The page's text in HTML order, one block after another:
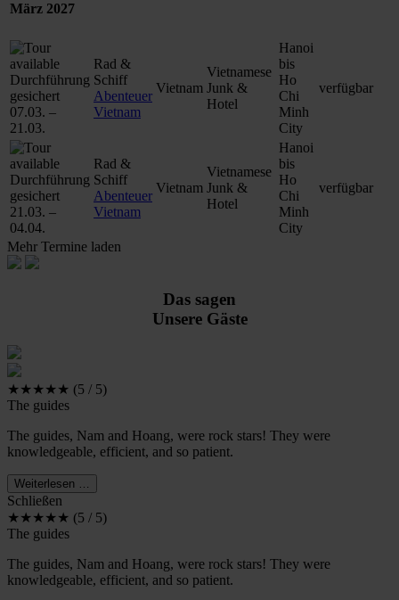
März 2027
Durchführung
gesichert
07.03. –
21.03.
Rad &
Schiff
Abenteuer
Vietnam
Vietnam
Vietnamese
Junk &
Hotel
Hanoi
bis
Ho
Chi
Minh
City
verfügbar
Durchführung
gesichert
21.03. –
04.04.
Rad &
Schiff
Abenteuer
Vietnam
Vietnam
Vietnamese
Junk &
Hotel
Hanoi
bis
Ho
Chi
Minh
City
verfügbar
Mehr Termine laden
Das sagen
Unsere Gäste
★★★★★ (5 / 5)
The guides
The guides, Nam and Hoang, were rock stars! They were
knowledgeable, efficient, and so patient.
Weiterlesen …
Schließen
★★★★★ (5 / 5)
The guides
The guides, Nam and Hoang, were rock stars! They were
knowledgeable, efficient, and so patient.